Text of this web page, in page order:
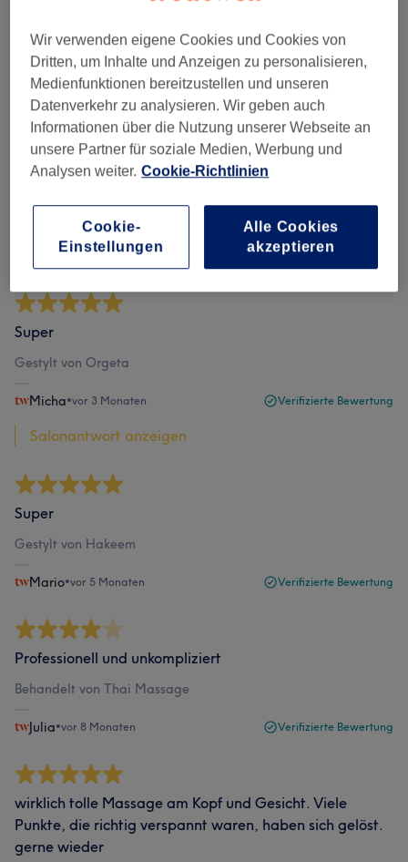
Bewertungen filtern
Bewertung Nach Sternen filtern
Verifizierte Bewertungen
Geschrieben von unseren Kunden, damit du weißt, was
dich in jedem Salon erwartet.
Super
Gestylt von Orgeta
Micha•vor 3 Monaten Verifizierte Bewertung
Salonantwort anzeigen
Super
Gestylt von Hakeem
Mario•vor 5 Monaten Verifizierte Bewertung
Professionell und unkompliziert
Behandelt von Thai Massage
Julia•vor 8 Monaten Verifizierte Bewertung
wirklich tolle Massage am Kopf und Gesicht. Viele
Punkte, die richtig verspannt waren, haben sich gelöst.
gerne wieder
Wir verwenden eigene Cookies und Cookies von
Dritten, um Inhalte und Anzeigen zu personalisieren,
Medienfunktionen bereitzustellen und unseren
Datenverkehr zu analysieren. Wir geben auch
Informationen über die Nutzung unserer Webseite an
unsere Partner für soziale Medien, Werbung und
Analysen weiter. Cookie-Richtlinien
Cookie-
Einstellungen
Alle Cookies
akzeptieren